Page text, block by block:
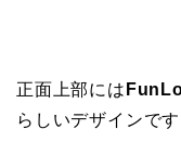
正面上部には
らしいデザインです